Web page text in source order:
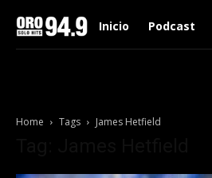
Inicio Podcast
Home Tags James Hetfield